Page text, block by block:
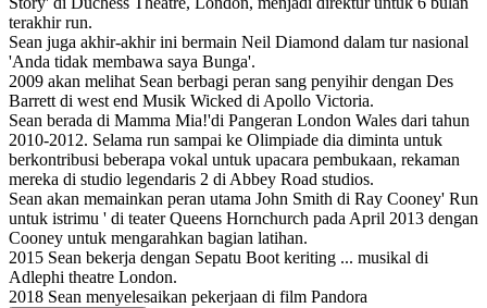
terakhir run.
Sean juga akhir-akhir ini bermain Neil Diamond dalam tur nasional
'Anda tidak membawa saya Bunga'.
2009 akan melihat Sean berbagi peran sang penyihir dengan Des
Barrett di west end Musik Wicked di Apollo Victoria.
Sean berada di Mamma Mia!'di Pangeran London Wales dari tahun
2010-2012. Selama run sampai ke Olimpiade dia diminta untuk
berkontribusi beberapa vokal untuk upacara pembukaan, rekaman
mereka di studio legendaris 2 di Abbey Road studios.
Sean akan memainkan peran utama John Smith di Ray Cooney' Run
untuk istrimu ' di teater Queens Hornchurch pada April 2013 dengan
Cooney untuk mengarahkan bagian latihan.
2015 Sean bekerja dengan Sepatu Boot keriting ... musikal di
Adlephi theatre London.
2018 Sean menyelesaikan pekerjaan di film Pandora